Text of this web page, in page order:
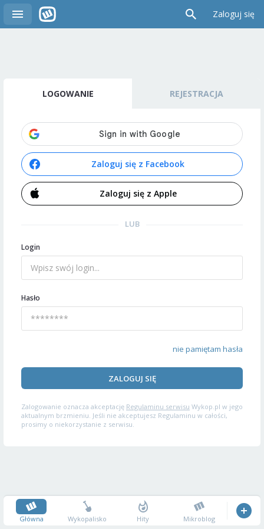
Zaloguj się
LOGOWANIE REJESTRACJA
Zaloguj się z Facebook
Zaloguj się z Apple
LUB
Login
Hasło
nie pamiętam hasła
ZALOGUJ SIĘ
Zalogowanie oznacza akceptację Regulaminu serwisu Wykop.pl w jego
aktualnym brzmieniu. Jeśli nie akceptujesz Regulaminu w całości,
prosimy o niekorzystanie z serwisu.
Główna Wykopalisko Hity Mikroblog